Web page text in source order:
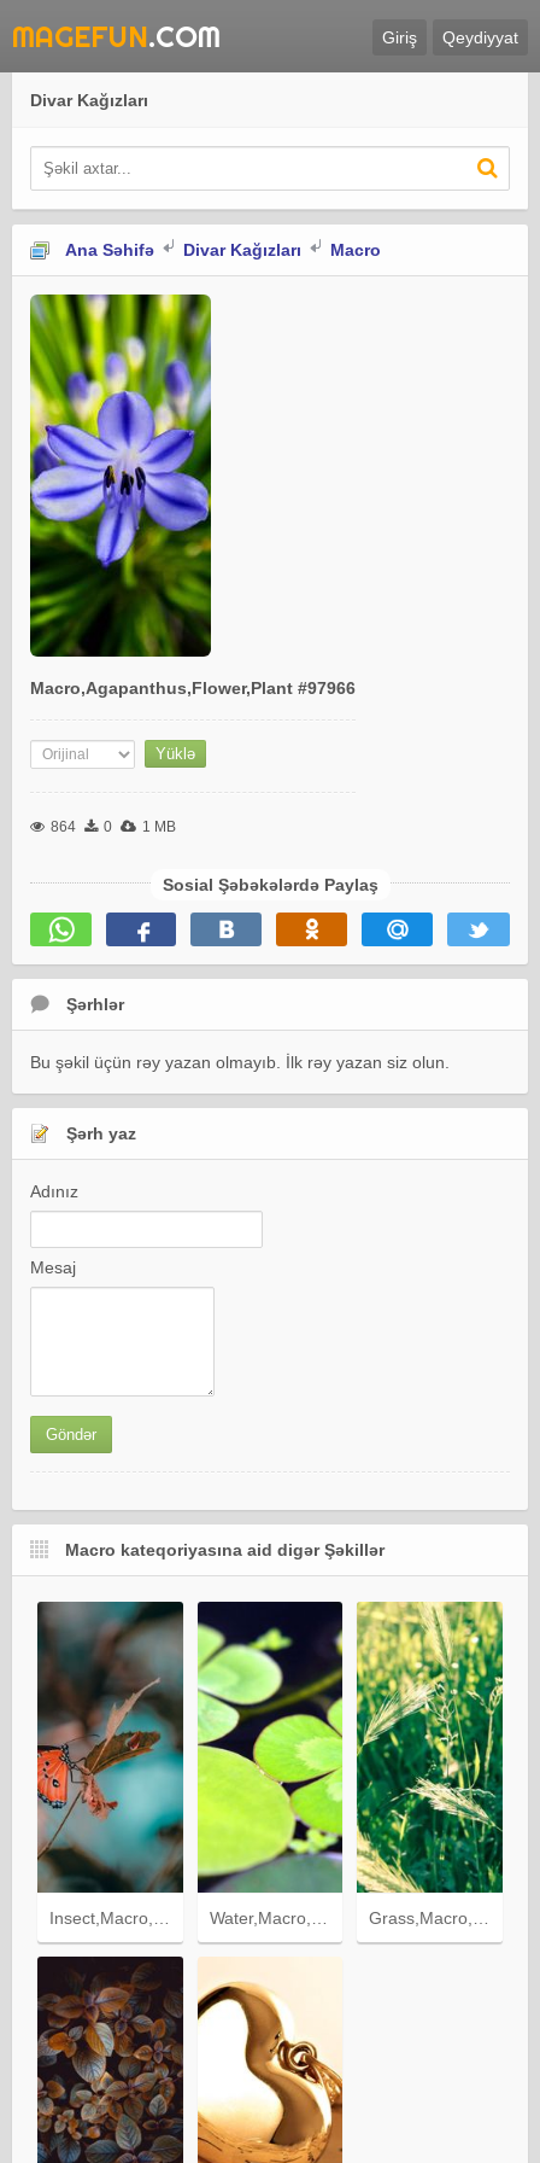
MAGEFUN.COM Giriş Qeydiyyat
Divar Kağızları
Ana Səhifə Divar Kağızları Macro
Macro,Agapanthus,Flower,Plant #97966
864 0 1 MB
Sosial Şəbəkələrdə Paylaş
Şərhlər
Bu şəkil üçün rəy yazan olmayıb. İlk rəy yazan siz olun.
Şərh yaz
Adınız
Mesaj
Macro kateqoriyasına aid digər Şəkillər
Insect,Macro,Branch,Butterfly Water,Macro,Swim,To Swim,Leaves Grass,Macro,Ears,Spikes,Wind,Bend